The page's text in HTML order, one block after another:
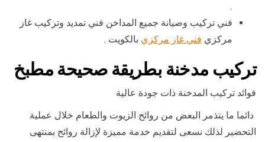
.
فني تركيب وصيانة جميع المداخن فني تمديد وتركيب غاز
مركزي فني غاز مركزي بالكويت .
تركيب مدخنة بطريقة صحيحة مطبخ
فوائد تركيب المدخنة ذات جودة عالية
دائما ما يتذمر البعض من روائح الزيوت والطعام خلال عملية
التحضير لذلك نسعى لتقديم خدمة مميزة لإزالة روائح بمنتهى